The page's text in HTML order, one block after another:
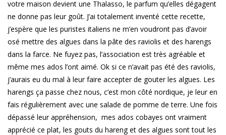
votre maison devient une Thalasso, le parfum qu’elles dégagent
ne donne pas leur goût. J’ai totalement inventé cette recette,
j’espère que les puristes italiens ne m’en voudront pas d’avoir
osé mettre des algues dans la pâte des raviolis et des harengs
dans la farce. Ne fuyez pas, l’association est très agréable et
même mes ados l’ont aimé. Ok si ce n’avait pas été des raviolis,
j’aurais eu du mal à leur faire accepter de gouter les algues. Les
harengs ça passe chez nous, c’est mon côté nordique, je leur en
fais régulièrement avec une salade de pomme de terre. Une fois
dépassé leur appréhension, mes ados cobayes ont vraiment
apprécié ce plat, les gouts du hareng et des algues sont tout les